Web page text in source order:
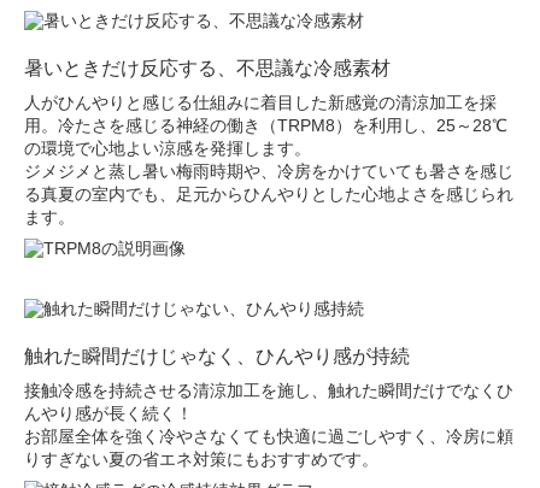
暑いときだけ反応する、不思議な冷感素材
人がひんやりと感じる仕組みに着目した新感覚の清涼加工を採
用。冷たさを感じる神経の働き（TRPM8）を利用し、25～28℃
の環境で心地よい涼感を発揮します。
ジメジメと蒸し暑い梅雨時期や、冷房をかけていても暑さを感じ
る真夏の室内でも、足元からひんやりとした心地よさを感じられ
ます。
触れた瞬間だけじゃなく、ひんやり感が持続
接触冷感を持続させる清涼加工を施し、触れた瞬間だけでなくひ
んやり感が長く続く！
お部屋全体を強く冷やさなくても快適に過ごしやすく、冷房に頼
りすぎない夏の省エネ対策にもおすすめです。